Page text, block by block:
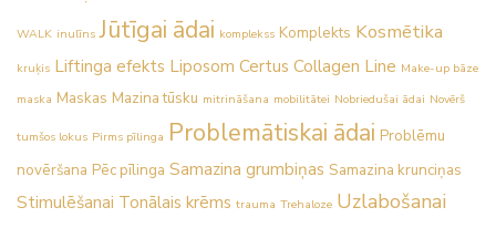
WALK inulīns Jūtīgai ādai komplekss Komplekts Kosmētika
kruķis Liftinga efekts Liposom Certus Collagen Line Make-up bāze
maska Maskas Mazina tūsku mitrināšana mobilitātei Nobriedušai ādai Novērš
tumšos lokus Pirms pīlinga Problemātiskai ādai Problēmu
novēršana Pēc pīlinga Samazina grumbiņas Samazina krunciņas
Stimulēšanai Tonālais krēms trauma Trehaloze Uzlabošanai